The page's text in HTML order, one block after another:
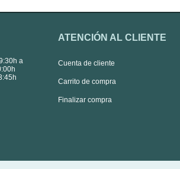
a
ATENCIÓN AL CLIENTE
Cuenta de cliente
Carrito de compra
Finalizar compra